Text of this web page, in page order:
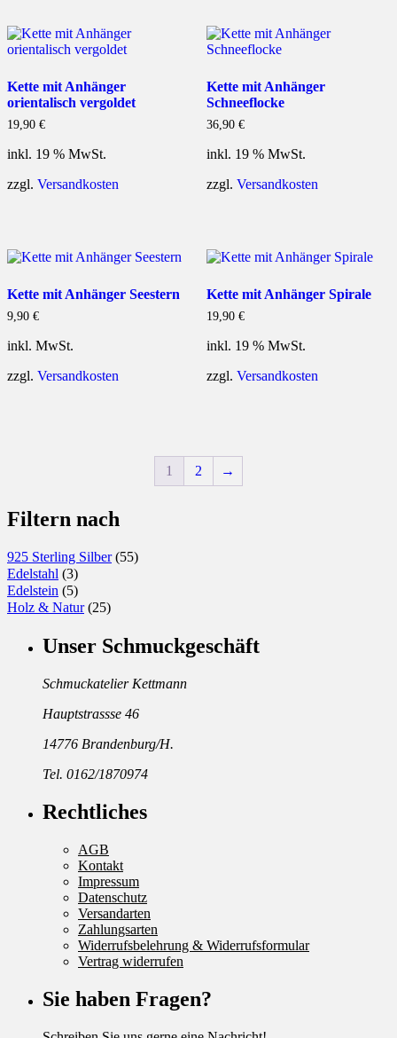
Kette mit Anhänger
orientalisch vergoldet
19,90 €
inkl. 19 % MwSt.
zzgl. Versandkosten
Kette mit Anhänger
Schneeflocke
36,90 €
inkl. 19 % MwSt.
zzgl. Versandkosten
Kette mit Anhänger Seestern
9,90 €
inkl. MwSt.
zzgl. Versandkosten
Kette mit Anhänger Spirale
19,90 €
inkl. 19 % MwSt.
zzgl. Versandkosten
1 2 →
Filtern nach
925 Sterling Silber (55)
Edelstahl (3)
Edelstein (5)
Holz & Natur (25)
Unser Schmuckgeschäft
Schmuckatelier Kettmann
Hauptstrassse 46
14776 Brandenburg/H.
Tel. 0162/1870974
Rechtliches
AGB
Kontakt
Impressum
Datenschutz
Versandarten
Zahlungsarten
Widerrufsbelehrung & Widerrufsformular
Vertrag widerrufen
Sie haben Fragen?